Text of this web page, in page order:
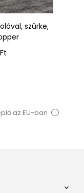
szürke,
az EU-ban
